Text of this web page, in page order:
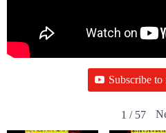
Subscribe to
1 / 57